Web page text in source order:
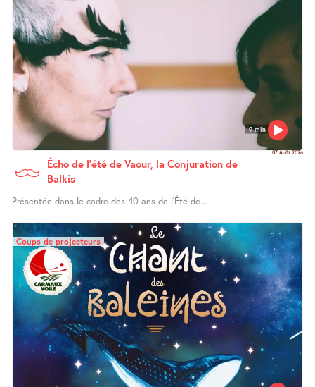
9 min
07 Août 2026
Écho de l’été de Vaour, la Conjuration de
Balkis
Présentée dans le cadre des 40 ans de l’Été de...
Coups de projecteurs